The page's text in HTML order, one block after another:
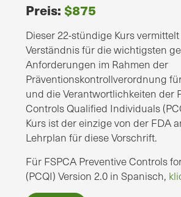
Preis: $875
Dieser 22-stündige Kurs
Verständnis für die wichtigsten
Anforderungen im Rahmen der
Präventionskontrollverordnung
und die Verantwortlichkeiten der
Controls Qualified Individuals
Kurs ist der einzige von der FDA
Lehrplan für diese Vorschrift.
Für FSPCA Preventive Controls
(PCQI) Version 2.0 in Spanisch,